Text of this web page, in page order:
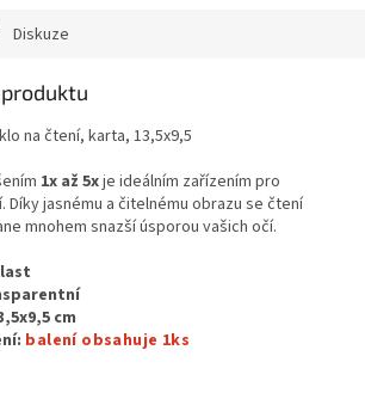
Diskuze
na čtení, karta, 13,5x9,5
1x až 5xje ideálním zařízením pro
Díky jasnému a čitelnému obrazu se čtení
mnohem snazší úsporou vašich očí.
cm
balení obsahuje 1ks